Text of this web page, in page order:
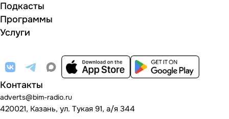
Подкасты
Программы
Услуги
Контакты
adverts@bim-radio.ru
420021, Казань, ул. Тукая 91, а/я 344